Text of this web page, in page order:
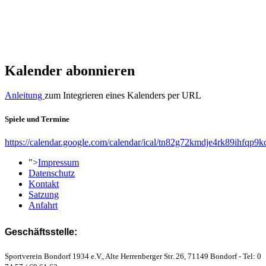
Kalender abonnieren
Anleitung zum Integrieren eines Kalenders per URL
Spiele und Termine
https://calendar.google.com/calendar/ical/
">Impressum
Datenschutz
Kontakt
Satzung
Anfahrt
Geschäftsstelle:
Sportverein Bondorf 1934 e.V., Alte Herrenberger Str. 26, 71149 Bondorf - Tel: 0